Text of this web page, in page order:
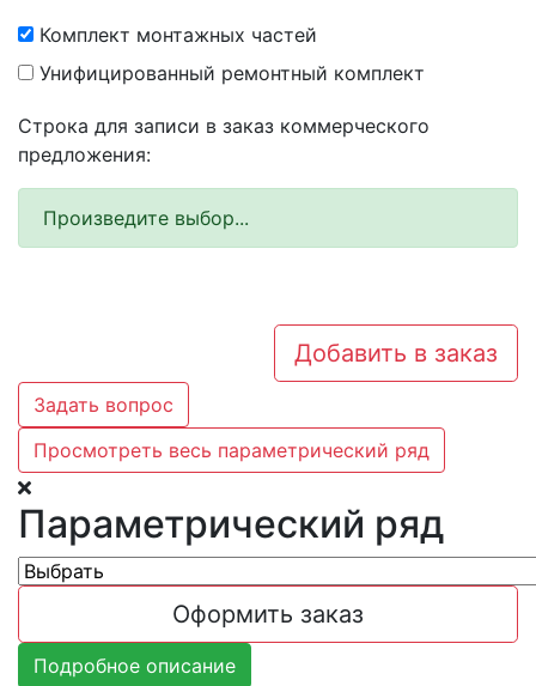
Комплект монтажных частей
Унифицированный ремонтный комплект
Строка для записи в заказ коммерческого
предложения:
Произведите выбор...
Добавить в заказ
Задать вопрос
Просмотреть весь параметрический ряд
Параметрический ряд
Оформить заказ
Подробное описание